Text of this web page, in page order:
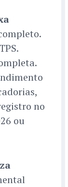
no
ou